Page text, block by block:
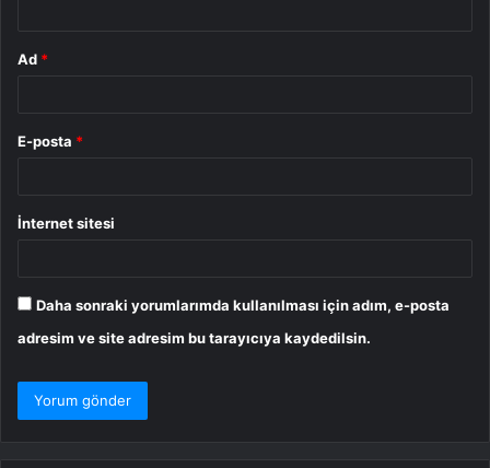
Ad *
E-posta *
İnternet sitesi
Daha sonraki yorumlarımda kullanılması için adım, e-posta
adresim ve site adresim bu tarayıcıya kaydedilsin.